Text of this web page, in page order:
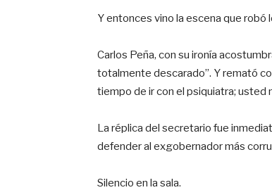
Y entonces vino la escena que robó
Carlos Peña, con su ironía
totalmente descarado”. Y remató
tiempo de ir con el psiquiatra; usted
La réplica del secretario fue
defender al exgobernador más
Silencio en la sala.